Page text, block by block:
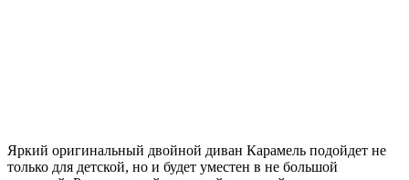
Яркий оригинальный двойной диван Карамель подойдет не
только для детской, но и будет уместен в не большой